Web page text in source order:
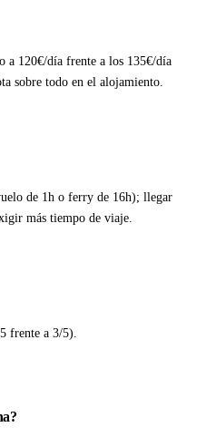
a 120€/día frente a los 135€/día
sobre todo en el alojamiento.
de 1h o ferry de 16h); llegar
más tiempo de viaje.
frente a 3/5).